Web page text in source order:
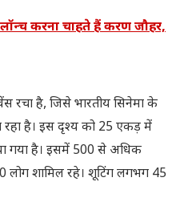
करना चाहते हैं करण जौहर,
रचा है, जिसे भारतीय सिनेमा के
रहा है। इस दृश्य को 25 एकड़ में
गया है। इसमें 500 से अधिक
लोग शामिल रहे। शूटिंग लगभग 45